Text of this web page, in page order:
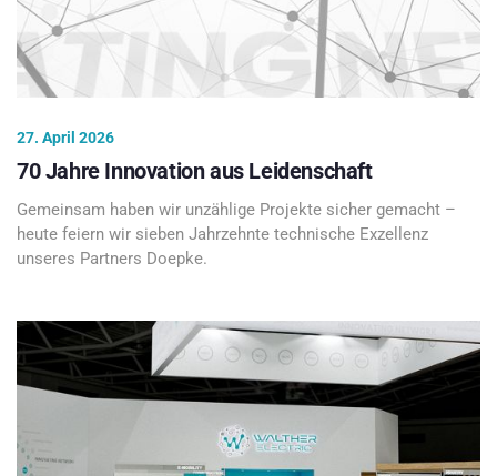
27. April 2026
70 Jahre Innovation aus Leidenschaft
Gemeinsam haben wir unzählige Projekte sicher gemacht –
heute feiern wir sieben Jahrzehnte technische Exzellenz
unseres Partners Doepke.